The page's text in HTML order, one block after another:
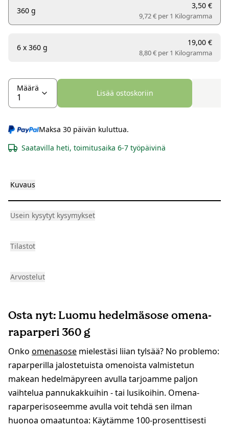
360 g
3,50 €
9,72 € per 1 Kilogramma
6 x 360 g
19,00 €
8,80 € per 1 Kilogramma
Määrä
Lisää ostoskoriin
Maksa 30 päivän kuluttua.
Saatavilla heti, toimitusaika 6-7 työpäivinä
Kuvaus
Usein kysytyt kysymykset
Tilastot
Arvostelut
Osta nyt: Luomu hedelmäsose omena-
raparperi 360 g
Onko omenasose mielestäsi liian tylsää? No problemo:
raparperilla jalostetuista omenoista valmistetun
makean hedelmäpyreen avulla tarjoamme paljon
vaihtelua pannukakkuihin - tai lusikoihin. Omena-
raparperisoseemme avulla voit tehdä sen ilman
huonoa omaatuntoa: Käytämme 100-prosenttisesti